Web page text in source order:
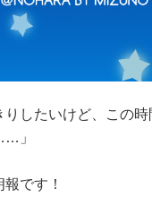
りしたいけど、この
」
です！